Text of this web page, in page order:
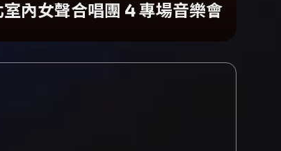
內女聲合唱團 4 專場音樂會